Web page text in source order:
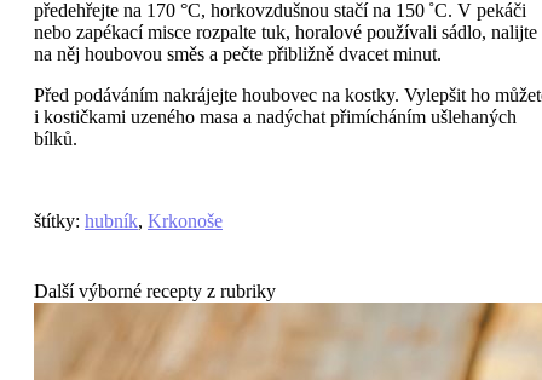
předehřejte na 170 °C, horkovzdušnou stačí na 150 ˚C. V pekáči
nebo zapékací misce rozpalte tuk, horalové používali sádlo, nalijte
na něj houbovou směs a pečte přibližně dvacet minut.
Před podáváním nakrájejte houbovec na kostky. Vylepšit ho
i kostičkami uzeného masa a nadýchat přimícháním ušlehaných
bílků.
štítky: hubník, Krkonoše
Další výborné recepty z rubriky